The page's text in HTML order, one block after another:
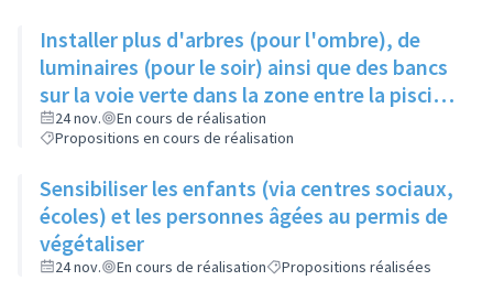
Installer plus d'arbres (pour l'ombre), de
luminaires (pour le soir) ainsi que des bancs
sur la voie verte dans la zone entre la piscine
et la rue de l'Industrie
24 nov.
En cours de réalisation
Propositions en cours de réalisation
Sensibiliser les enfants (via centres sociaux,
écoles) et les personnes âgées au permis de
végétaliser
24 nov. En cours de réalisation Propositions réalisées